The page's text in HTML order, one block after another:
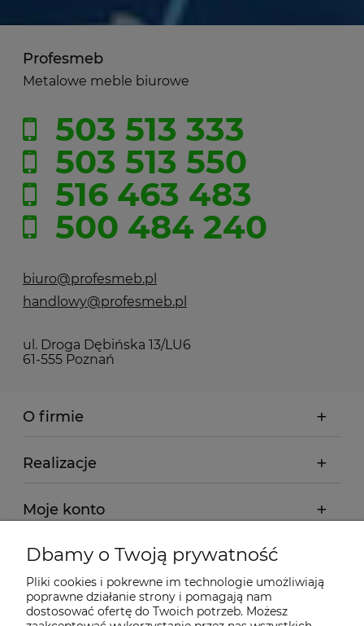
Profesmeb
Metalowe meble biurowe
503 513 333
503 513 550
516 463 483
500 484 240
biuro@profesmeb.pl
handlowy@profesmeb.pl
ul. Droga Dębińska 13/LU6
61-555 Poznań
O firmie
Realizacje
Moje konto
Regulamin
Dostawa - realizacja
Dbamy o Twoją prywatność
Pliki cookies i pokrewne im technologie umożliwiają
poprawne działanie strony i pomagają nam
dostosować ofertę do Twoich potrzeb. Możesz